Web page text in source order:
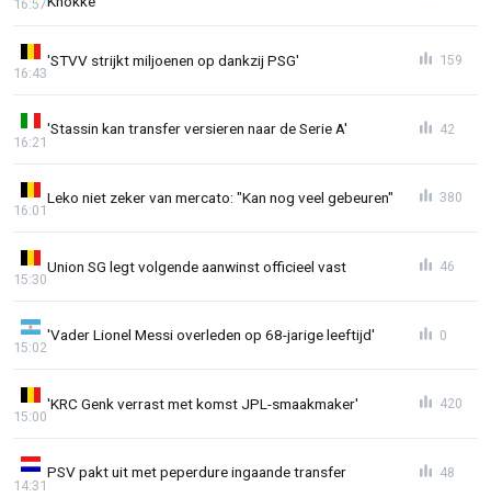
16:57
'STVV strijkt miljoenen op dankzij PSG'
16:43
159
'Stassin kan transfer versieren naar de Serie A'
16:21
42
Leko niet zeker van mercato: "Kan nog veel gebeuren"
16:01
380
Union SG legt volgende aanwinst officieel vast
15:30
46
'Vader Lionel Messi overleden op 68-jarige leeftijd'
15:02
0
'KRC Genk verrast met komst JPL-smaakmaker'
15:00
420
PSV pakt uit met peperdure ingaande transfer
14:31
48